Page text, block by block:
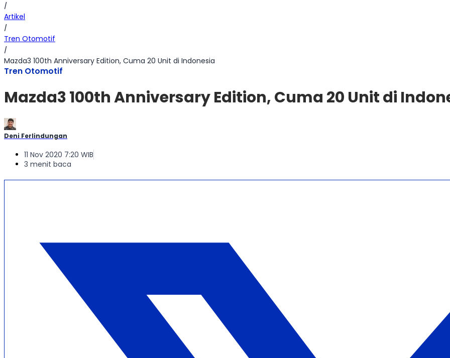
/
Artikel
/
Tren Otomotif
/
Mazda3 100th Anniversary Edition, Cuma 20 Unit di Indonesia
Tren Otomotif
Mazda3 100th Anniversary Edition, Cuma 20 Unit di
Deni Ferlindungan
11 Nov 2020 7:20 WIB
3 menit baca